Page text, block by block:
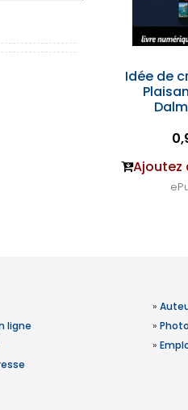
Idée de
Ajoutez
ligne
»
»
»